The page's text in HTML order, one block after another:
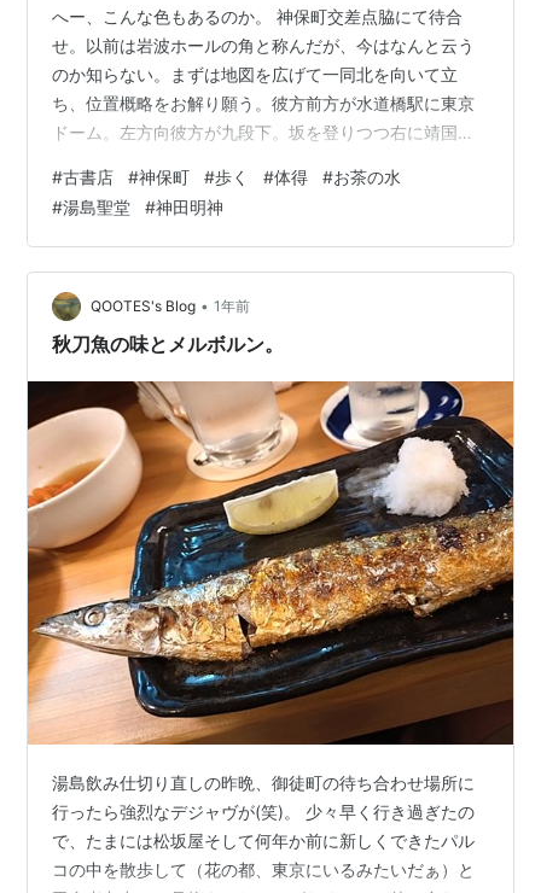
へー、こんな色もあるのか。 神保町交差点脇にて待合
せ。以前は岩波ホールの角と称んだが、今はなんと云う
のか知らない。まずは地図を広げて一同北を向いて立
ち、位置概略をお解り願う。彼方前方が水道橋駅に東京
ドーム。左方向彼方が九段下。坂を登りつつ右に靖国神
駿河台下交差点で、長らく改築中だった三省堂本店が来
年改築お披露目。まだまだ行くと秋葉原や神田方面。背
後を振返った彼方は竹橋方面で、皇居に突当る。お濠手
前の左が毎日新聞社で右が日本近代美術館。 今立つここ
を座標面の原点と考えて、第一から第四象限まで四方に
古書店はある。 神保町古書店街を知りたいとおっしゃ…
#古書店 #神保町 #歩く #体得 #お茶の水
#湯島聖堂 #神田明神
QOOTES's Blog • 1年前
秋刀魚の味とメルボルン。
湯島飲み仕切り直しの昨晩、御徒町の待ち合わせ場所に
行ったら強烈なデジャヴが(笑)。 少々早く行き過ぎたの
で、たまには松坂屋そして何年か前に新しくできたパル
コの中を散歩して（花の都、東京にいるみたいだぁ）と